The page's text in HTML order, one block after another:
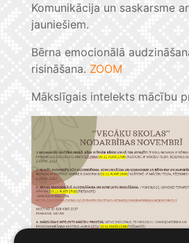
Komunikācija un saskarsme
jauniešiem.
Bērna emocionālā
risināšana. ZOOM
Mākslīgais intelekts mācību